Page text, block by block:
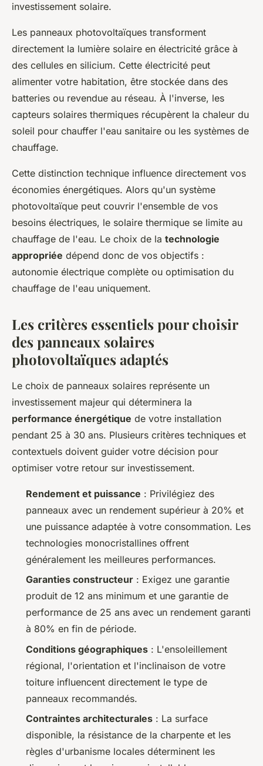
investissement solaire.
Les panneaux photovoltaïques transforment
directement la lumière solaire en électricité grâce à
des cellules en silicium. Cette électricité peut
alimenter votre habitation, être stockée dans des
batteries ou revendue au réseau. À l'inverse, les
capteurs solaires thermiques récupèrent la chaleur du
soleil pour chauffer l'eau sanitaire ou les systèmes de
chauffage.
Cette distinction technique influence directement vos
économies énergétiques. Alors qu'un système
photovoltaïque peut couvrir l'ensemble de vos
besoins électriques, le solaire thermique se limite au
chauffage de l'eau. Le choix de la technologie
appropriée dépend donc de vos objectifs :
autonomie électrique complète ou optimisation du
chauffage de l'eau uniquement.
Les critères essentiels pour choisir
des panneaux solaires
photovoltaïques adaptés
Le choix de panneaux solaires représente un
investissement majeur qui déterminera la
performance énergétique de votre installation
pendant 25 à 30 ans. Plusieurs critères techniques et
contextuels doivent guider votre décision pour
optimiser votre retour sur investissement.
Rendement et puissance : Privilégiez des
panneaux avec un rendement supérieur à 20% et
une puissance adaptée à votre consommation. Les
technologies monocristallines offrent
généralement les meilleures performances.
Garanties constructeur : Exigez une garantie
produit de 12 ans minimum et une garantie de
performance de 25 ans avec un rendement garanti
à 80% en fin de période.
Conditions géographiques : L'ensoleillement
régional, l'orientation et l'inclinaison de votre
toiture influencent directement le type de
panneaux recommandés.
Contraintes architecturales : La surface
disponible, la résistance de la charpente et les
règles d'urbanisme locales déterminent les